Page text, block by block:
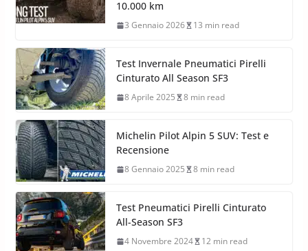
10.000 km
3 Gennaio 2026 13 min read
Test Invernale Pneumatici Pirelli
Cinturato All Season SF3
8 Aprile 2025 8 min read
Michelin Pilot Alpin 5 SUV: Test e
Recensione
8 Gennaio 2025 8 min read
Test Pneumatici Pirelli Cinturato
All-Season SF3
4 Novembre 2024 12 min read